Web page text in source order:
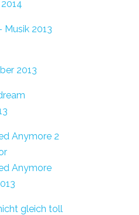
Musik 2013
2013
Anymore 2
Anymore
gleich toll